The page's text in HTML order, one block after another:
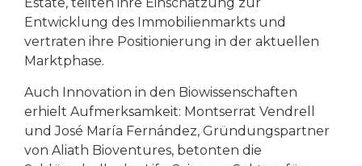
Estate, teilten ihre Einschätzung zur
Entwicklung des Immobilienmarkts und
vertraten ihre Positionierung in der aktuellen
Marktphase.
Auch Innovation in den Biowissenschaften
erhielt Aufmerksamkeit: Montserrat Vendrell
und José María Fernández, Gründungspartner
von Aliath Bioventures, betonten die